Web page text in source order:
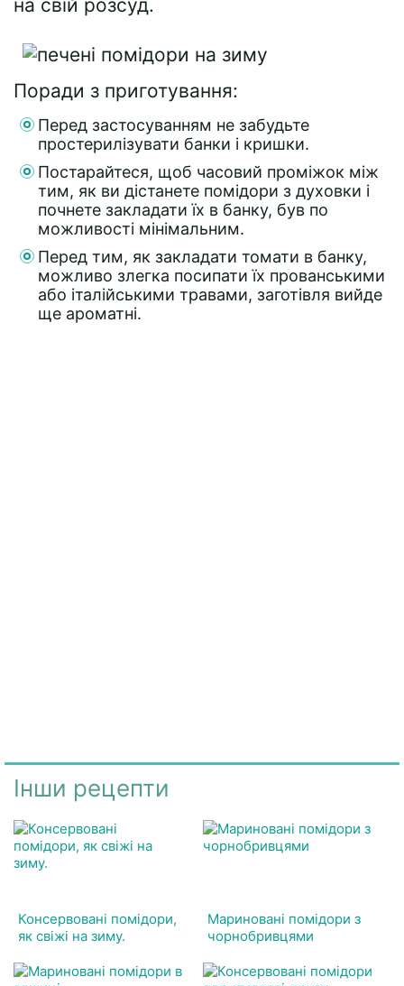
на свій розсуд.
Поради з приготування:
Перед застосуванням не забудьте
простерилізувати банки і кришки.
Постарайтеся, щоб часовий проміжок між
тим, як ви дістанете помідори з духовки і
почнете закладати їх в банку, був по
можливості мінімальним.
Перед тим, як закладати томати в банку,
можливо злегка посипати їх прованськими
або італійськими травами, заготівля вийде
ще ароматні.
Інши рецепти
Консервовані помідори,
як свіжі на зиму.
Мариновані помідори з
чорнобривцями